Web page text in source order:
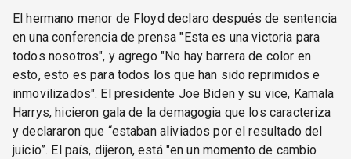
El hermano menor de Floyd declaro después de sentencia
en una conferencia de prensa "Esta es una victoria para
todos nosotros", y agrego "No hay barrera de color en
esto, esto es para todos los que han sido reprimidos e
inmovilizados". El presidente Joe Biden y su vice, Kamala
Harrys, hicieron gala de la demagogia que los caracteriza
y declararon que “estaban aliviados por el resultado del
juicio”. El país, dijeron, está "en un momento de cambio